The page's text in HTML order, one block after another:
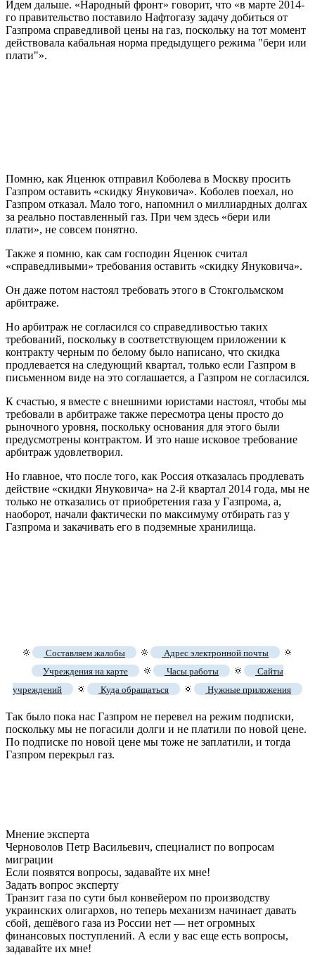
Идем дальше. «Народный фронт» говорит, что «в марте 2014-
го правительство поставило Нафтогазу задачу добиться от
Газпрома справедливой цены на газ, поскольку на тот момент
действовала кабальная норма предыдущего режима "бери или
плати"».
Помню, как Яценюк отправил Коболева в Москву просить
Газпром оставить «скидку Януковича». Коболев поехал, но
Газпром отказал. Мало того, напомнил о миллиардных долгах
за реально поставленный газ. При чем здесь «бери или
плати», не совсем понятно.
Также я помню, как сам господин Яценюк считал
«справедливыми» требования оставить «скидку Януковича».
Он даже потом настоял требовать этого в Стокгольмском
арбитраже.
Но арбитраж не согласился со справедливостью таких
требований, поскольку в соответствующем приложении к
контракту черным по белому было написано, что скидка
продлевается на следующий квартал, только если Газпром в
письменном виде на это соглашается, а Газпром не согласился.
К счастью, я вместе с внешними юристами настоял, чтобы мы
требовали в арбитраже также пересмотра цены просто до
рыночного уровня, поскольку основания для этого были
предусмотрены контрактом. И это наше исковое требование
арбитраж удовлетворил.
Но главное, что после того, как Россия отказалась продлевать
действие «скидки Януковича» на 2-й квартал 2014 года, мы не
только не отказались от приобретения газа у Газпрома, а,
наоборот, начали фактически по максимуму отбирать газ у
Газпрома и закачивать его в подземные хранилища.
🔅 Составляем жалобы 🔅 Адрес электронной почты 🔅
Учреждения на карте 🔅 Часы работы 🔅
Сайты
учреждений
🔅 Куда обращаться 🔅 Нужные приложения
Так было пока нас Газпром не перевел на режим подписки,
поскольку мы не погасили долги и не платили по новой цене.
По подписке по новой цене мы тоже не заплатили, и тогда
Газпром перекрыл газ.
Мнение эксперта
Черноволов Петр Васильевич, специалист по вопросам
миграции
Если появятся вопросы, задавайте их мне!
Задать вопрос эксперту
Транзит газа по сути был конвейером по производству
украинских олигархов, но теперь механизм начинает давать
сбой, дешёвого газа из России нет — нет огромных
финансовых поступлений. А если у вас еще есть вопросы,
задавайте их мне!